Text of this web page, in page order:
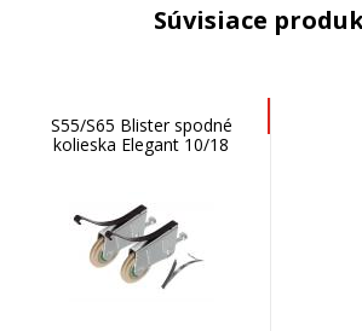
Súvisiace
S55/S65 Blister spodné
kolieska Elegant 10/18